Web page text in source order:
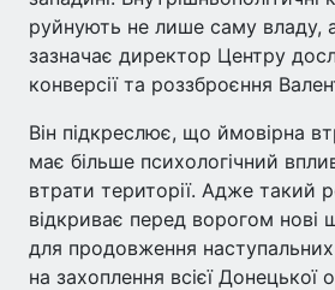
руйнують не лише саму владу,
зазначає директор Центру
конверсії та роззброєння
Він підкреслює, що ймовірна
має більше психологічний
втрати території. Адже такий
відкриває перед ворогом нові
для продовження
на захоплення всієї Донецької